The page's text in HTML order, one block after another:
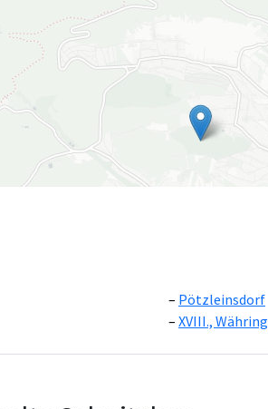
Pötzleinsdorf
XVIII., Währing